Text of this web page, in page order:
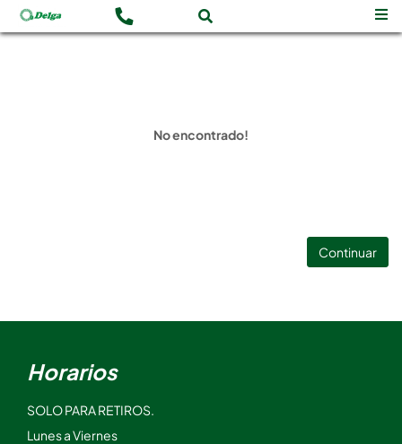
No encontrado!
Continuar
Horarios
SOLO PARA RETIROS.
Lunes a Viernes